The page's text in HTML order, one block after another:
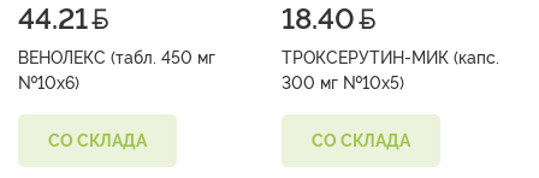
44.21
ВЕНОЛЕКС (табл. 450 мг
№10х6)
СО СКЛАДА
18.40
ТРОКСЕРУТИН-МИК (капс.
300 мг №10х5)
СО СКЛАДА